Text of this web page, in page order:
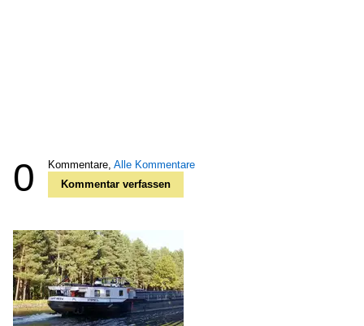
0 Kommentare, Alle Kommentare
Kommentar verfassen